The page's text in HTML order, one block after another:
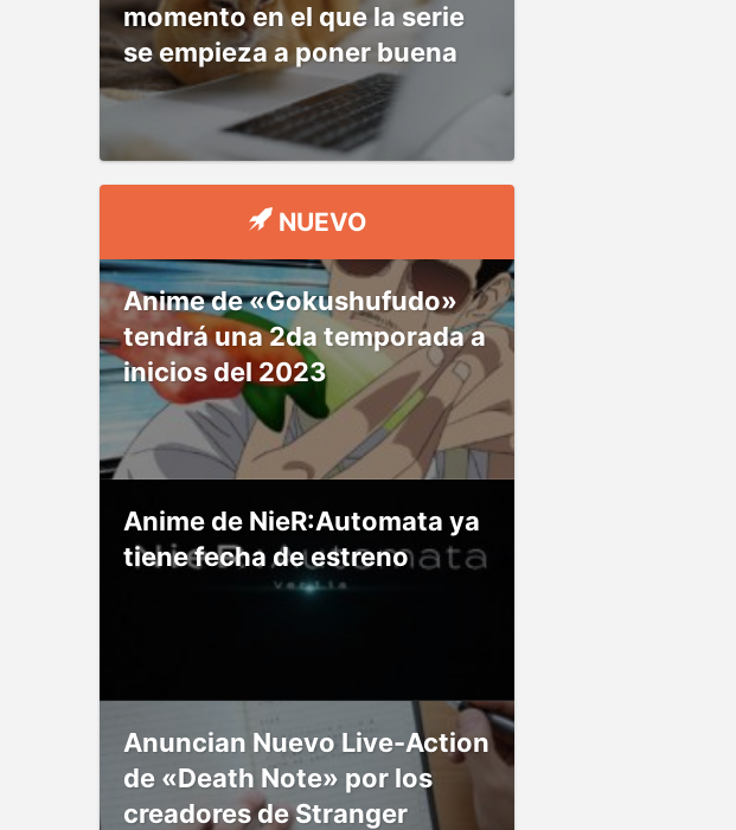
momento en el que la serie
se empieza a poner buena
NUEVO
Anime de «Gokushufudo»
tendrá una 2da temporada a
inicios del 2023
Anime de NieR:Automata ya
tiene fecha de estreno
Anuncian Nuevo Live-Action
de «Death Note» por los
creadores de Stranger